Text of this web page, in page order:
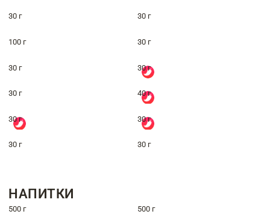
30 г 30 г
100 г 30 г
30 г 30 г
30 г 40 г
30 г 30 г
30 г 30 г
НАПИТКИ
500 г 500 г